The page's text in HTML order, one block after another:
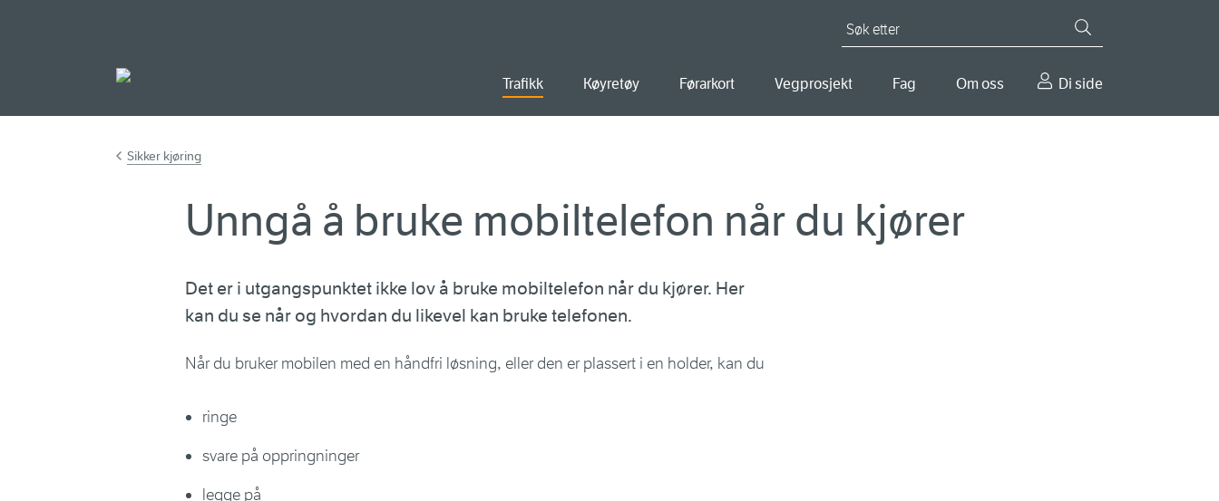
Trafikk Køyretøy Førarkort Vegprosjekt Fag Om oss Di side
Sikker kjøring
Unngå å bruke mobiltelefon når du kjører
Det er i utgangspunktet ikke lov å bruke mobiltelefon når du kjører. Her
kan du se når og hvordan du likevel kan bruke telefonen.
​Når du bruker mobilen med en håndfri løsning, eller den er plassert i en holder, kan du
ringe
svare på oppringninger
legge på